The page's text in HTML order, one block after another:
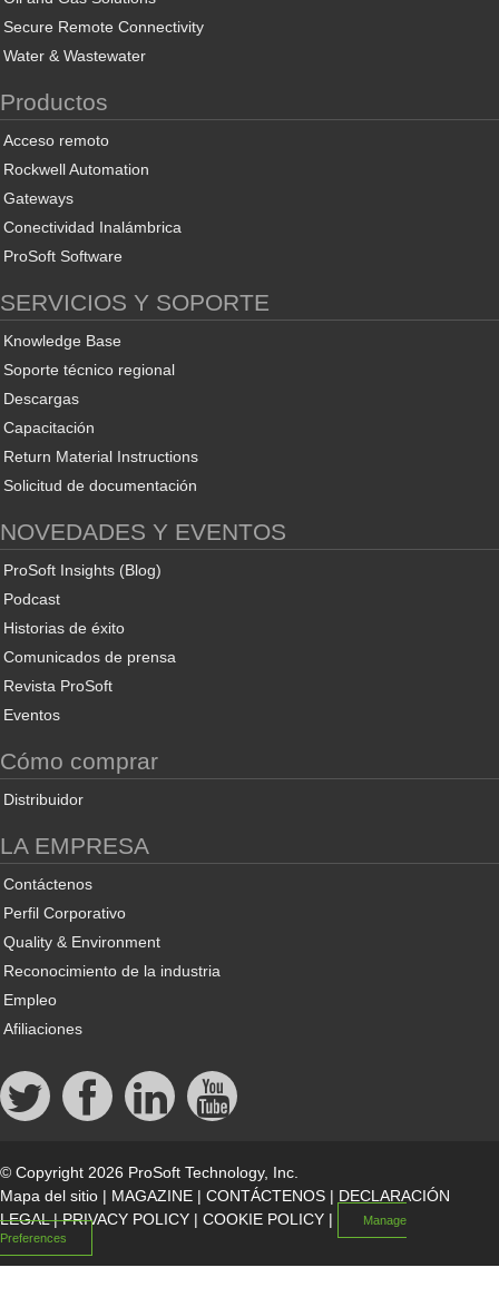
Secure Remote Connectivity
Water & Wastewater
Productos
Acceso remoto
Rockwell Automation
Gateways
Conectividad Inalámbrica
ProSoft Software
SERVICIOS Y SOPORTE
Knowledge Base
Soporte técnico regional
Descargas
Capacitación
Return Material Instructions
Solicitud de documentación
NOVEDADES Y EVENTOS
ProSoft Insights (Blog)
Podcast
Historias de éxito
Comunicados de prensa
Revista ProSoft
Eventos
Cómo comprar
Distribuidor
LA EMPRESA
Contáctenos
Perfil Corporativo
Quality & Environment
Reconocimiento de la industria
Empleo
Afiliaciones
© Copyright 2026 ProSoft Technology, Inc.
Mapa del sitio | MAGAZINE | CONTÁCTENOS | DECLARACIÓN
LEGAL|PRIVACY POLICY | COOKIE POLICY |
Manage
Preferences